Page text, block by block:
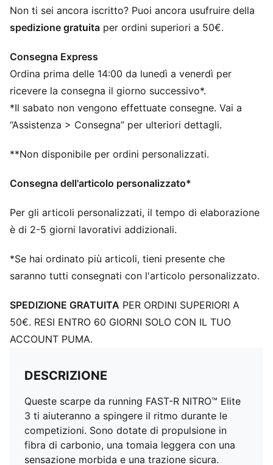
Progettato per: corsa su strada
Larghezza: Regolare
Pronazione: Neutro
Ammortizzazione: Massima
Numero medio di chilometri: 300 km
Dislivello tra tallone e punta: 8 mm
Peso: 170 g (per la taglia 42)
Non ti sei ancora iscritto? Puoi ancora usufruire della
spedizione gratuita per ordini superiori a 50€.
Consegna Express
Ordina prima delle 14:00 da lunedì a venerdì per
ricevere la consegna il giorno successivo*.
*Il sabato non vengono effettuate consegne. Vai a
“Assistenza > Consegna” per ulteriori dettagli.
**Non disponibile per ordini personalizzati.
Consegna dell'articolo personalizzato*
Per gli articoli personalizzati, il tempo di elaborazione
è di 2-5 giorni lavorativi addizionali.
*Se hai ordinato più articoli, tieni presente che
saranno tutti consegnati con l'articolo personalizzato.
SPEDIZIONE GRATUITA PER ORDINI SUPERIORI A
50€. RESI ENTRO 60 GIORNI SOLO CON IL TUO
ACCOUNT PUMA.
DESCRIZIONE
Queste scarpe da running FAST-R NITRO™ Elite
3 ti aiuteranno a spingere il ritmo durante le
competizioni. Sono dotate di propulsione in
fibra di carbonio, una tomaia leggera con una
sensazione morbida e una trazione sicura.